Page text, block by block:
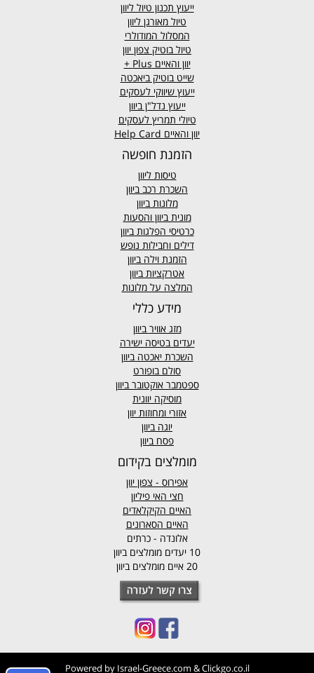
ייעוץ תכנון טיול ליוון
טיול מאורגן ליוון
המסלול המודולרי
טיול בוטיק צפון יוון
יוון והאיים Plus +
שייט בוטיק ביאכטה
ייעוץ שיווקי לעסקים
ייעוץ נדל"ן ביוון
טיולי תמריץ לעסקים
יוון והאיים Help Card
הזמנת חופשה
טיסות ליוון
השכרת רכב ביוון
מלונות ביוון
מונית ביוון והסעות
כרטיסי הפלגות ביוון
דילים וחבילות נופש
הזמנת וילה ביוון
אטרקציות ביוון
המלצה על מלונות
מידע כללי
מזג אווירביוון
יעדים בטיסה ישירה
השכרת יאכטה ביוון
סולם בופורט
ספטמבר אוקטובר ביוון
מוסיקה יוונית
אזורי ומחוזות יוון
יוגה ביוון
פסח ביוון
מומלצים בקידום
אפירוס - צפון יוון
חצי האי פיליון
האיים הקיקלאדים
האיים הסארונים
אלונדה - כרתים
10 יעדים מומלצים ביוון
20 איים מומלצים ביוון
Powered by Israel-Greece.com &Clickgo.co.il